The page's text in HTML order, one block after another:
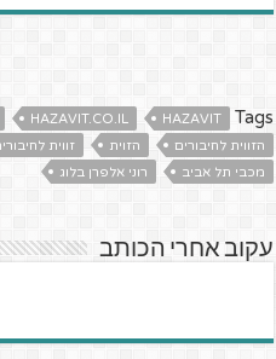
Tags
HAZAVIT
HAZAVIT.CO.IL
הזווית לחיבורים
הזוית זווית
מכבי תל אביב
רוני אלפרן בלוג
עקוב אחרי הכותב